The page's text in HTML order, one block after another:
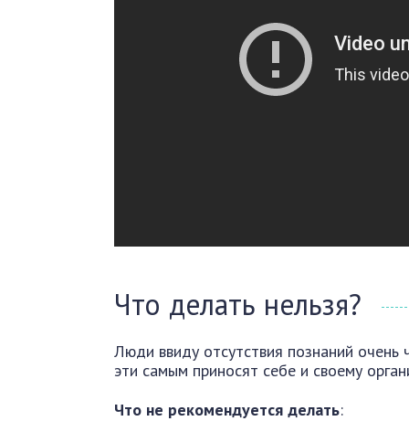
Что делать нельзя?
Люди ввиду отсутствия познаний
эти самым приносят себе и своему
Что не рекомендуется делать: